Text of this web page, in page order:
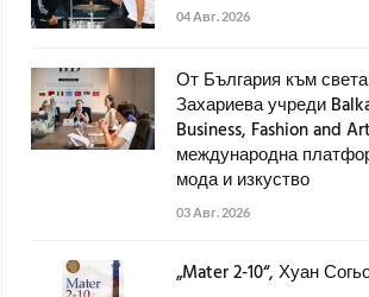
04 Авг. 2026
От България към
Захариева учреди
Business, Fashion and
международна
мода и изкуство
03 Авг. 2026
„Mater 2-10“, Хуан